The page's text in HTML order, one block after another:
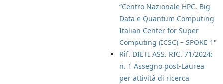
“Centro Nazionale HPC, Big
Data e Quantum Computing
Italian Center for Super
Computing (ICSC) – SPOKE 1"
Rif. DIETI ASS. RIC. 71/2024:
n. 1 Assegno post-Laurea
per attività di ricerca